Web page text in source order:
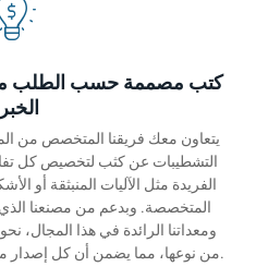
كتب مصممة حسب الطلب
يتعاون معك فريقنا المتخصص من
التشطيبات عن كثب لتخصيص كل
الفريدة مثل الآليات المنبثقة أو
ومعداتنا الرائدة في هذا المجال،
من نوعها، مما يضمن أن كل إصدار مخصص يلبي أعلى معايير الحرفية.